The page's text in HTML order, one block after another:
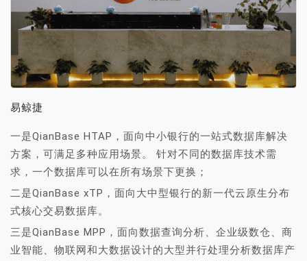
易鲸捷
一是QianBase HTAP，面向中小银行的一站式数据库解决
方案，可满足多种应用场景。 针对不同的数据库技术需
求，一个数据库可以在所有场景下更换；
二是QianBase xTP，面向大中型银行的新一代云原生分布
式核心交易数据库。
三是QianBase MPP，面向数据查询分析、企业级数仓、商
业智能、物联网和大数据设计的大型并行处理分析数据库产